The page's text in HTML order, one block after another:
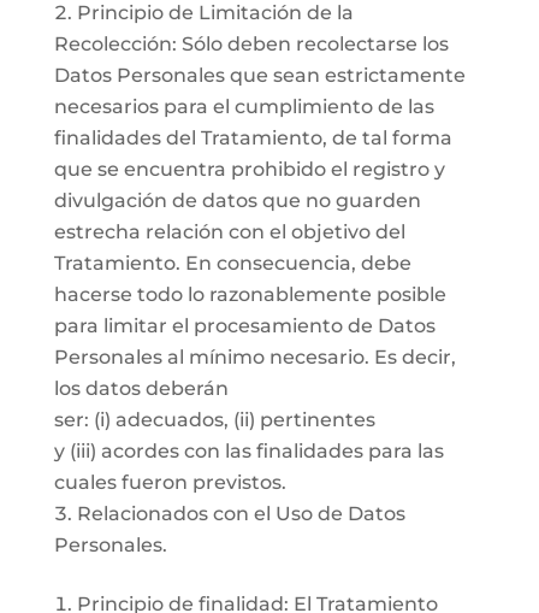
Principio de Limitación de la
Recolección: Sólo deben recolectarse los
Datos Personales que sean estrictamente
necesarios para el cumplimiento de las
finalidades del Tratamiento, de tal forma
que se encuentra prohibido el registro y
divulgación de datos que no guarden
estrecha relación con el objetivo del
Tratamiento. En consecuencia, debe
hacerse todo lo razonablemente posible
para limitar el procesamiento de Datos
Personales al mínimo necesario. Es decir,
los datos deberán
ser: (i) adecuados, (ii) pertinentes
y (iii) acordes con las finalidades para las
cuales fueron previstos.
Relacionados con el Uso de Datos
Personales.
Principio de finalidad: El Tratamiento